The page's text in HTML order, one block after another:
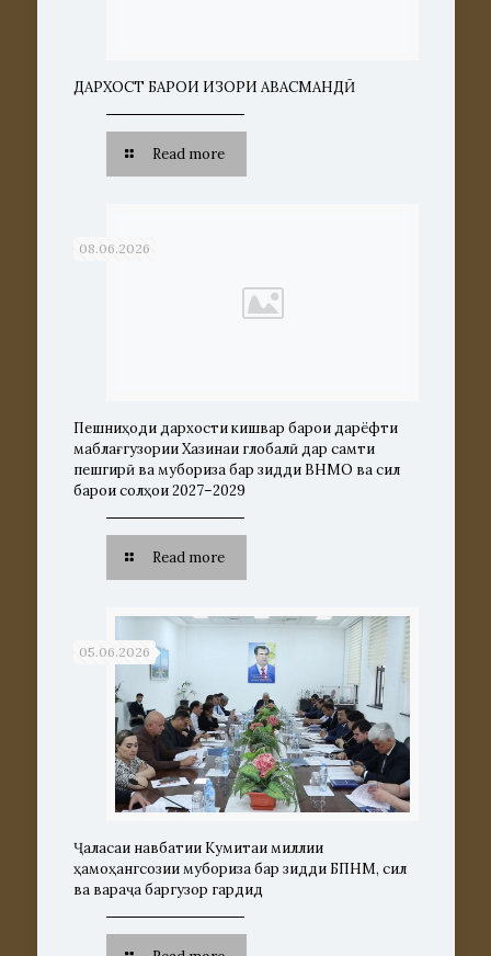
ДАРХОСТ БАРОИ ИЗҲОРИ ҲАВАСМАНДӢ
Read more
08.06.2026
Пешниҳоди дархости кишвар барои дарёфти
маблағгузории Хазинаи глобалӣ дар самти
пешгирӣ ва мубориза бар зидди ВНМО ва сил
барои солҳои 2027–2029
Read more
05.06.2026
Ҷаласаи навбатии Кумитаи миллии
ҳамоҳангсозии мубориза бар зидди БПНМ, сил
ва вараҷа баргузор гардид